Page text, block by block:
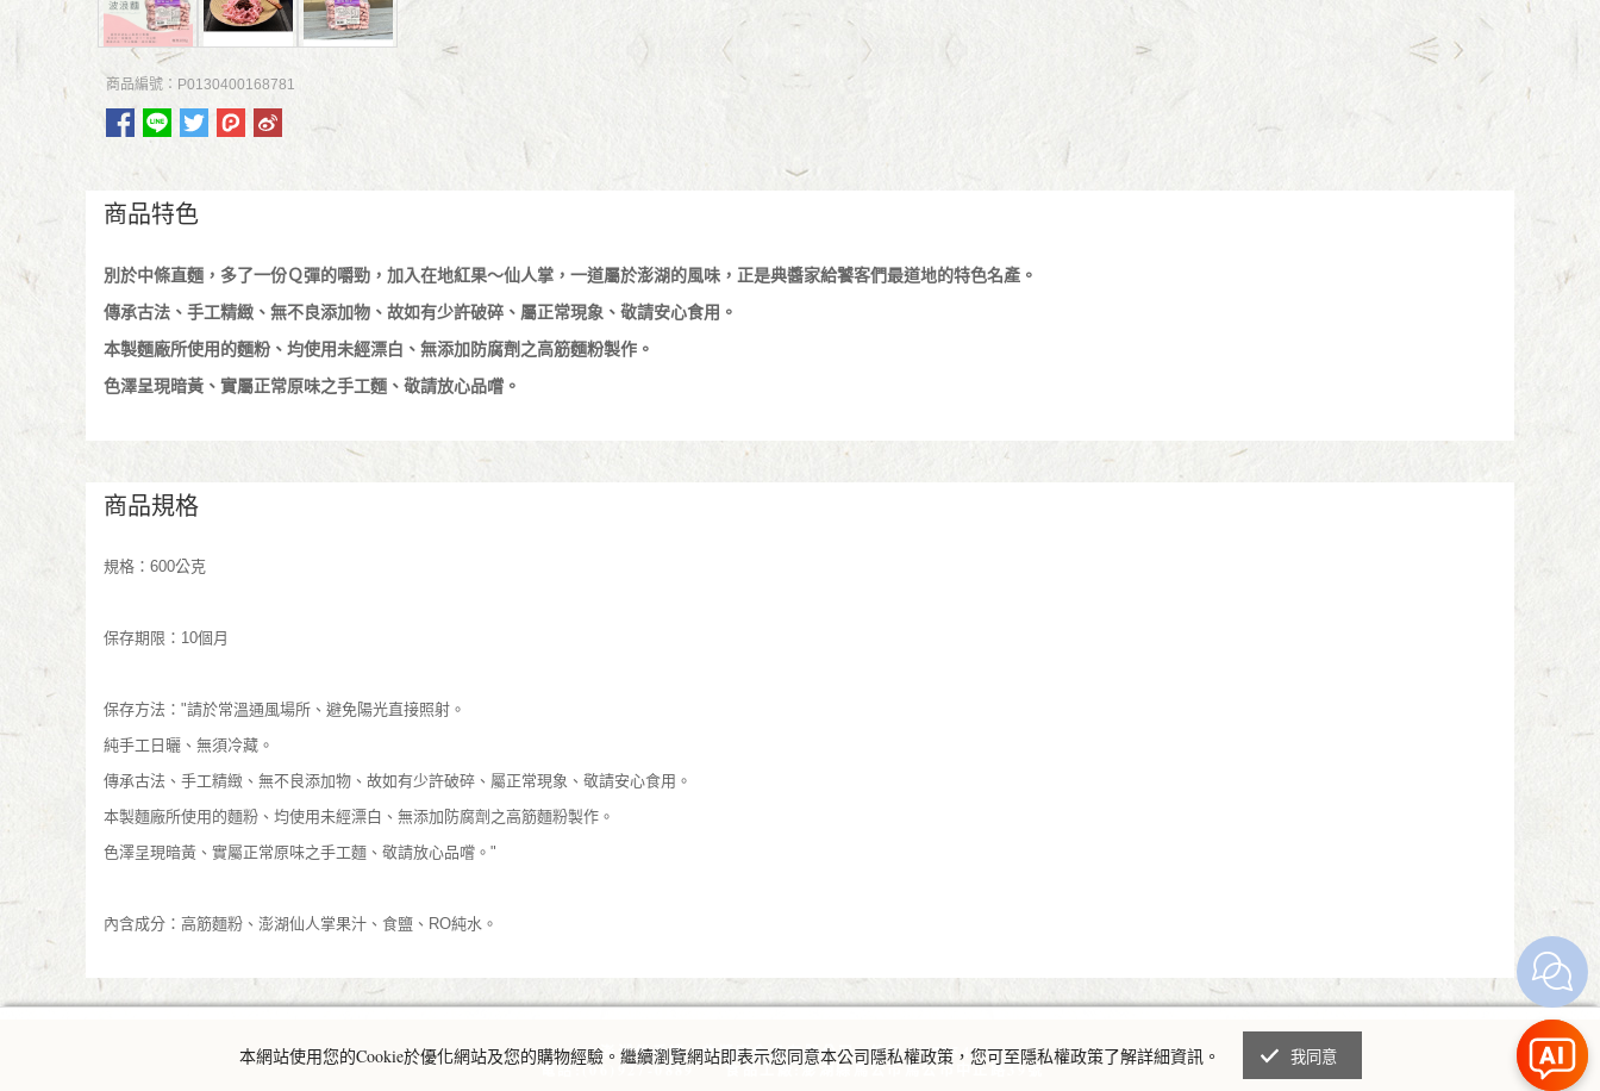
商品編號：P0130400168781
商品特色
別於中條直麵，多了一份Ｑ彈的嚼勁，加入在地紅果～仙人掌，一道屬於澎湖的風味，正是典醬家給饕客們最道地的特色名產。
傳承古法、手工精緻、無不良添加物、故如有少許破碎、屬正常現象、敬請安心食用。
本製麵廠所使用的麵粉、均使用未經漂白、無添加防腐劑之高筋麵粉製作。
色澤呈現暗黃、實屬正常原味之手工麵、敬請放心品嚐。
商品規格
規格：600公克
保存期限：10個月
保存方法："請於常溫通風場所、避免陽光直接照射。
純手工日曬、無須冷藏。
傳承古法、手工精緻、無不良添加物、故如有少許破碎、屬正常現象、敬請安心食用。
本製麵廠所使用的麵粉、均使用未經漂白、無添加防腐劑之高筋麵粉製作。
色澤呈現暗黃、實屬正常原味之手工麵、敬請放心品嚐。"
內含成分：高筋麵粉、澎湖仙人掌果汁、食鹽、RO純水。
澎湖伴手禮 典醬家食品有限公司 統編:28775476
電話:(06)927-0889 食品工廠:澎湖縣馬公市馬公市中正路39號
本網站使用您的Cookie於優化網站及您的購物經驗。繼續瀏覽網站即表示您同意本公司隱私權政策，您可至隱私權政策了解詳細資訊。 我同意